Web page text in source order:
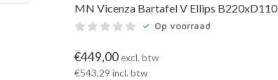
MN Vicenza Bartafel V Ellips B220xD110
Op voorraad
€449,00excl. btw
€543,29 incl. btw